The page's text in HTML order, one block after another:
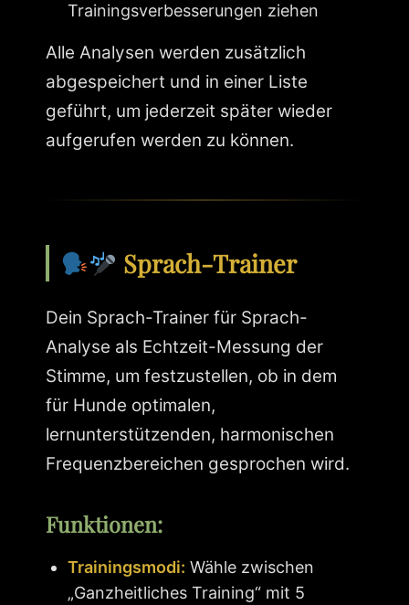
Trainingsverbesserungen ziehen
Alle Analysen werden zusätzlich
abgespeichert und in einer Liste
geführt, um jederzeit später wieder
aufgerufen werden zu können.
Sprach-Trainer
Dein Sprach-Trainer für Sprach-
Analyse als Echtzeit-Messung der
Stimme, um festzustellen, ob in dem
für Hunde optimalen,
lernunterstützenden, harmonischen
Frequenzbereichen gesprochen wird.
Funktionen:
Trainingsmodi: Wähle zwischen
„Ganzheitliches Training“ mit 5